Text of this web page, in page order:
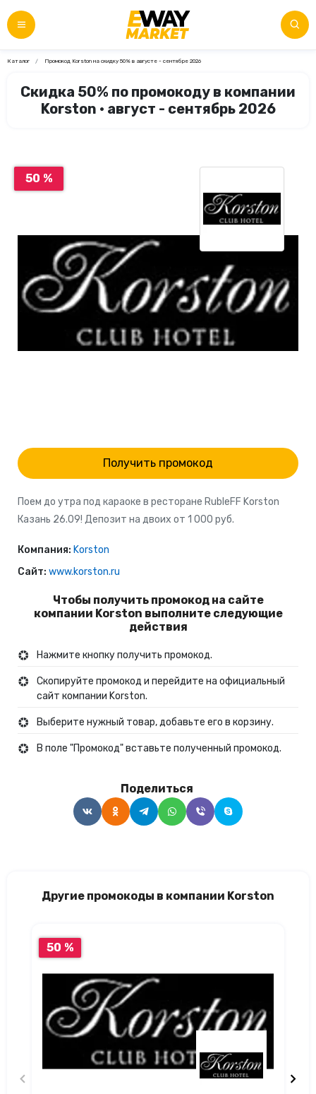
Каталог Промокод Korston на скидку 50% в августе - сентябре 2026
Скидка 50% по промокоду в компании
Korston • август - сентябрь 2026
50 %
Получить промокод
Поем до утра под караоке в ресторане RubleFF Korston
Казань 26.09! Депозит на двоих от 1 000 руб.
Компания: Korston
Сайт: www.korston.ru
Чтобы получить промокод на сайте
компании Korston выполните следующие
действия
Нажмите кнопку получить промокод.
Скопируйте промокод и перейдите на официальный
сайт компании Korston.
Выберите нужный товар, добавьте его в корзину.
В поле "Промокод" вставьте полученный промокод.
Поделиться
Другие промокоды в компании Korston
50 %